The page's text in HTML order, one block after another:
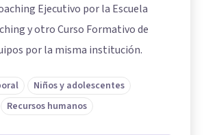
Ejecutivo por la Escuela
y otro Curso Formativo de
por la misma institución.
Niños y adolescentes
Recursos humanos